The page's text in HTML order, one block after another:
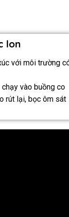
lon
với môi trường
vào buồng co
rút lại, bọc ôm sát